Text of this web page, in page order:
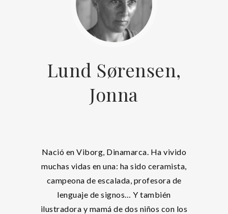
Lund Sørensen,
Jonna
Nació en Viborg, Dinamarca. Ha vivido
muchas vidas en una: ha sido ceramista,
campeona de escalada, profesora de
lenguaje de signos… Y también
ilustradora y mamá de dos niños con los